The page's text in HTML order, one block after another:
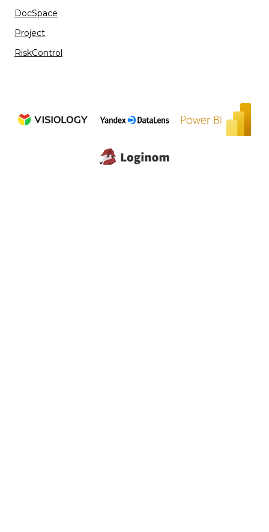
DocSpace
Project
RiskControl